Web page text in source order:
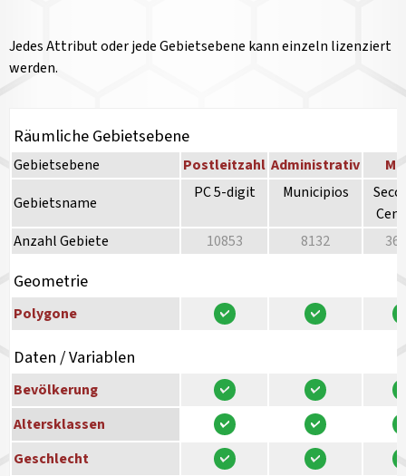
Jedes Attribut oder jede Gebietsebene kann einzeln lizenziert
werden.
Räumliche Gebietsebene
Gebietsebene Postleitzahl Administrativ
Gebietsname
PC 5-digit Municipios
Anzahl Gebiete
10853 8132
Geometrie
Polygone
Daten / Variablen
Bevölkerung
Altersklassen
Geschlecht